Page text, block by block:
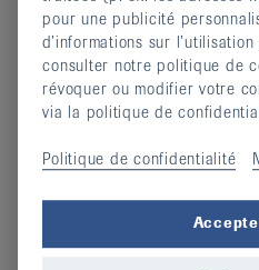
Historique de la
contre le
1967 - 2017
Historique (docx, 97,187
Informations
pour une publicité
d’informations sur
consulter notre politique de
révoquer ou modifier votre
via la politique de
Politique de confidentialité